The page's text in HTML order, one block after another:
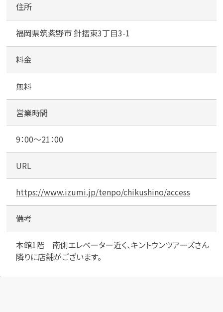
筑
野
住所
福岡県筑紫野市 針摺東3丁目3-1
料金
無料
営業時間
9：00～21：00
URL
https://www.izumi.jp/tenpo/chikushino/access
備考
本館1階 南側エレベーター近く、キントウンツアーズさん
隣りに店舗がございます。